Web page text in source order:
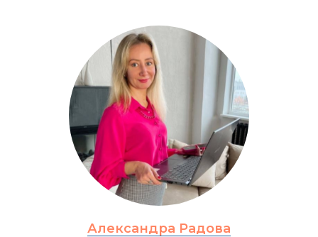
Александра Радова